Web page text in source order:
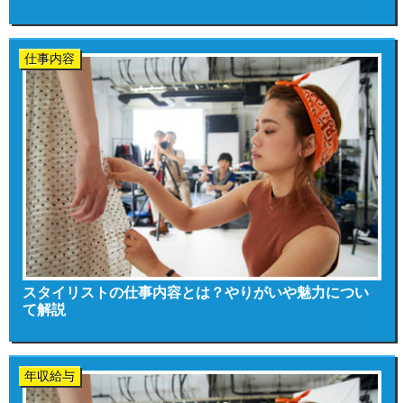
仕事内容
スタイリストの仕事内容とは？やりがいや魅力につい
て解説
年収給与